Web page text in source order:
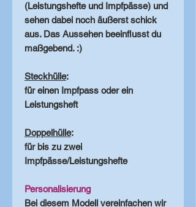
(Leistungshefte und Impfpässe) und
sehen dabei noch äußerst schick
aus. Das Aussehen beeinflusst du
maßgebend. :)
Steckhülle:
für einen Impfpass oder ein
Leistungsheft
Doppelhülle:
für bis zu zwei
Impfpässe/Leistungshefte
Personalisierung
Bei diesem Modell vereinfachen wir